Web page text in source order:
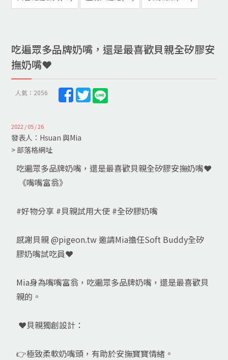
吃遍眾多品牌奶嘴，還是最喜歡貝親全矽膠安
撫奶嘴❤️
人氣：2056
2022 / 05 / 26
發表人：Hsuan 與Mia
> 部落格網址
吃遍眾多品牌奶嘴，還是最喜歡貝親全矽膠安撫奶嘴❤️
《嘴嘴富翁》
#好物分享 #貝親試用大使 #全矽膠奶嘴
感謝貝親 @pigeon.tw 邀請Mia擔任Soft Buddy全矽
膠奶嘴試吃員❤️
Mia身為嘴嘴富翁，吃遍眾多品牌奶嘴，還是最喜歡貝
親的。
❤️貝親獨創設計：
👉極致柔軟奶嘴頭，有助於安撫寶寶情緒。